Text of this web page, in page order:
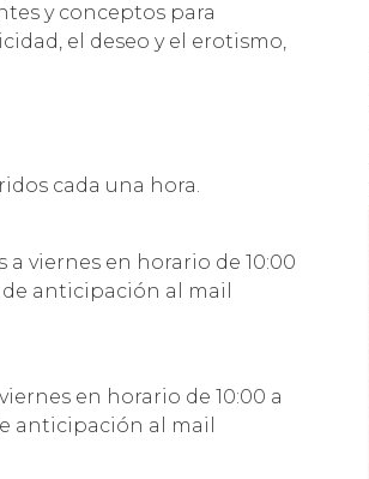
y conceptos para
el deseo y el erotismo,
cada una hora.
viernes en horario de 10:00
anticipación al mail
en horario de 10:00 a
anticipación al mail